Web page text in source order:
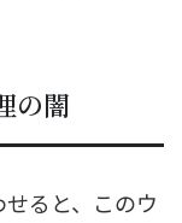
の闇
ると、このウ